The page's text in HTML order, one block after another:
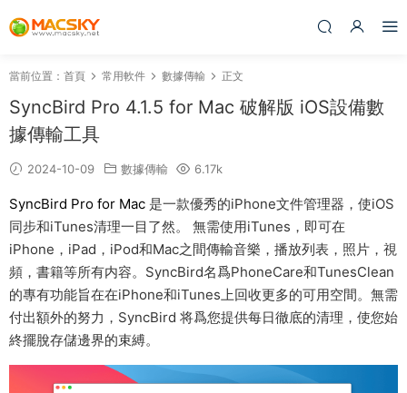
當前位置： 首頁 常用軟件 數據傳輸 正文
SyncBird Pro 4.1.5 for Mac 破解版 iOS設備數
據傳輸工具
2024-10-09 數據傳輸 6.17k
SyncBird Pro for Mac 是一款優秀的iPhone文件管理器，使iOS
同步和iTunes清理一目了然。 無需使用iTunes，即可在
iPhone，iPad，iPod和Mac之間傳輸音樂，播放列表，照片，視
頻，書籍等所有内容。SyncBird名爲PhoneCare和TunesClean
的專有功能旨在在iPhone和iTunes上回收更多的可用空間。無需
付出額外的努力，SyncBird 将爲您提供每日徹底的清理，使您始
終擺脫存儲邊界的束縛。